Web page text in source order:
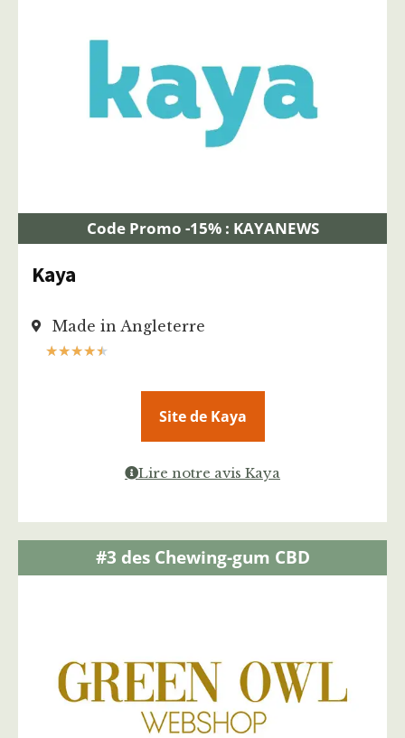
Code Promo -15% : KAYANEWS
Kaya
Made in Angleterre
★★★★★
Site de Kaya
Lire notre avis Kaya
#3 des Chewing-gum CBD